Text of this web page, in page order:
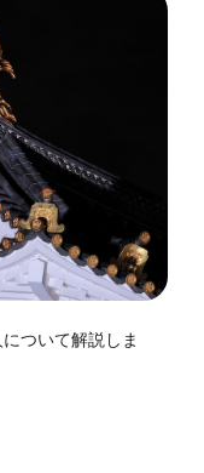
ついて解説しま